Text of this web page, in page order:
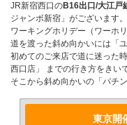
JR新宿西口のB16出口/大江戸
ジャンボ新宿」がございます。
ワーキングホリデー（ワーホ
道を渡った斜め向かいには「
初めてのご来店で道に迷った
西口店」 までの行き方をきいて
そこから斜め向かいの「パチ
東京開